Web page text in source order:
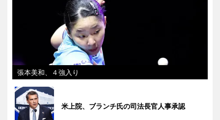
張本美和、４強入り
米上院、ブランチ氏の司法長官人事承認